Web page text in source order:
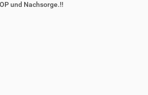
und Nachsorge.‼️